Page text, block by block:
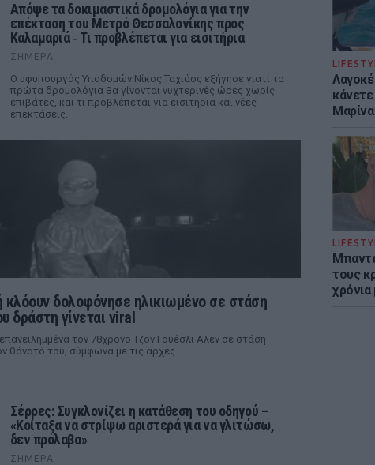
τους
χρόνια
Απόψε τα δοκιμαστικά δρομολόγια για την
επέκταση του Μετρό Θεσσαλονίκης προς
Καλαμαριά ‑ Τι προβλέπεται για εισιτήρια
ΣΉΜΕΡΑ
Ο υφυπουργός Υποδομών Νίκος Ταχιάος εξήγησε γιατί τα
πρώτα δρομολόγια θα γίνονται νυχτερινές ώρες χωρίς
επιβάτες, και τι προβλέπεται για εισιτήρια και νέες
επεκτάσεις.
δολοφόνησε ηλικιωμένο σε στάση
δράστη γίνεται viral
τον 78χρονο Τζον Γουέσλι Αλεν σε στάση
θάνατό του, σύμφωνα με τις αρχές
Σέρρες: Συγκλονίζει η κατάθεση του οδηγού –
«Κοίταξα να στρίψω αριστερά για να γλιτώσω,
δεν πρόλαβα»
ΣΉΜΕΡΑ